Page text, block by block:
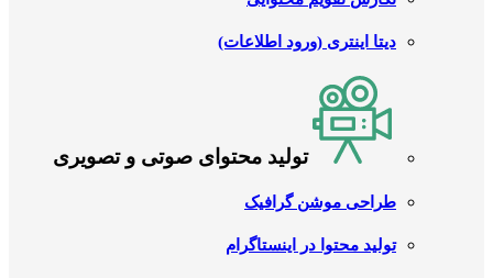
دیتا اینتری (ورود اطلاعات)
تولید محتوای صوتی و تصویری
طراحی موشن گرافیک
تولید محتوا در اینستاگرام